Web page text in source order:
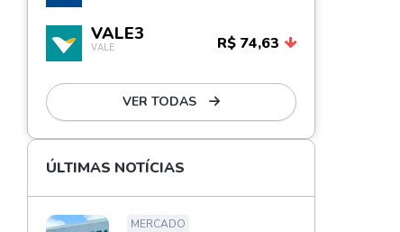
VALE3
VALE R$ 74,63
VER TODAS
ÚLTIMAS NOTÍCIAS
MERCADO